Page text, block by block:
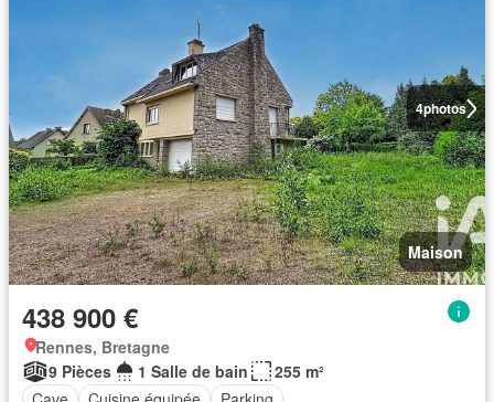
4photos
Maison
438 900 €
Rennes, Bretagne
9 Pièces
1 Salle de bain
255 m²